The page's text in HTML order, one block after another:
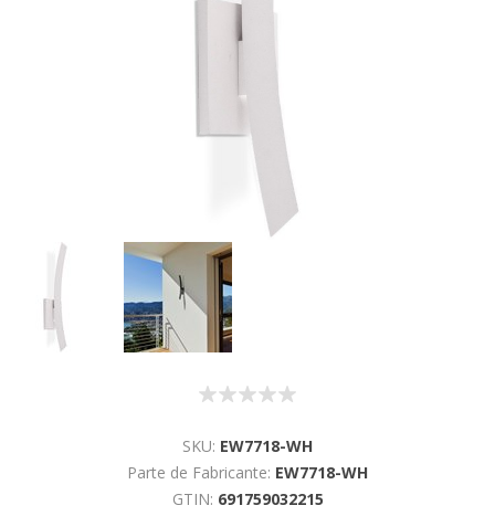
SKU: EW7718-WH
Parte de Fabricante: EW7718-WH
GTIN: 691759032215